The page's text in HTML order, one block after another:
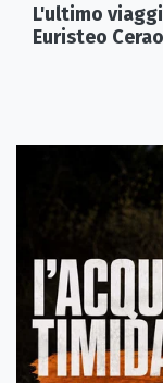
L'ultimo
Euristeo